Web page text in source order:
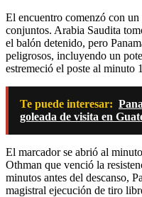
El encuentro comenzó con
conjuntos. Arabia Saudita
el balón detenido, pero
peligrosos, incluyendo un
estremeció el poste al minuto
Te puede interesar:
goleada de visita en
El marcador se abrió al
Othman que venció la
minutos antes del descanso,
magistral ejecución de tiro